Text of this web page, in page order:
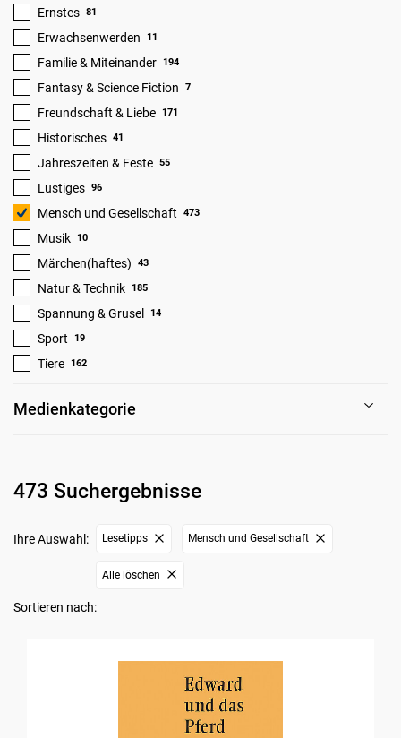
Ernstes 81
Erwachsenwerden 11
Familie & Miteinander 194
Fantasy & Science Fiction 7
Freundschaft & Liebe 171
Historisches 41
Jahreszeiten & Feste 55
Lustiges 96
Mensch und Gesellschaft 473
Musik 10
Märchen(haftes) 43
Natur & Technik 185
Spannung & Grusel 14
Sport 19
Tiere 162
Medienkategorie
473 Suchergebnisse
Ihre Auswahl: Lesetipps Mensch und Gesellschaft
Alle löschen
Sortieren nach: